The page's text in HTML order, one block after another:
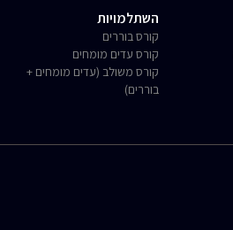
השתלמויות
קורס בוררים
קורס עדים מומחים
קורס משולב (עדים מומחים +
בוררים)